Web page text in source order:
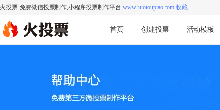
火投票-免费微信投票制作,小程序投票制作平台 www.huotoupiao.com 收藏
首页 创建投票 活动模板